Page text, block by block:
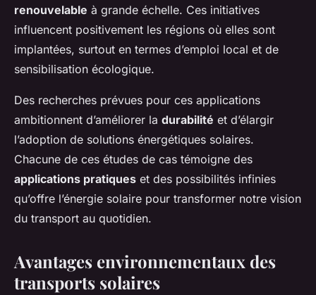
renouvelable à grande échelle. Ces initiatives
influencent positivement les régions où elles sont
implantées, surtout en termes d’emploi local et de
sensibilisation écologique.
Des recherches prévues pour ces applications
ambitionnent d’améliorer la durabilité et d’élargir
l’adoption de solutions énergétiques solaires.
Chacune de ces études de cas témoigne des
applications pratiques et des possibilités infinies
qu’offre l’énergie solaire pour transformer notre vision
du transport au quotidien.
Avantages environnementaux des
transports solaires